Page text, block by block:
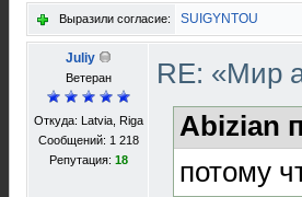
Выразили согласие: SUIGYNTOU
Juliy
Ветеран
Откуда: Latvia, Riga
Сообщений: 1 218
Репутация: 18
RE: «Мир
Abizian
потому